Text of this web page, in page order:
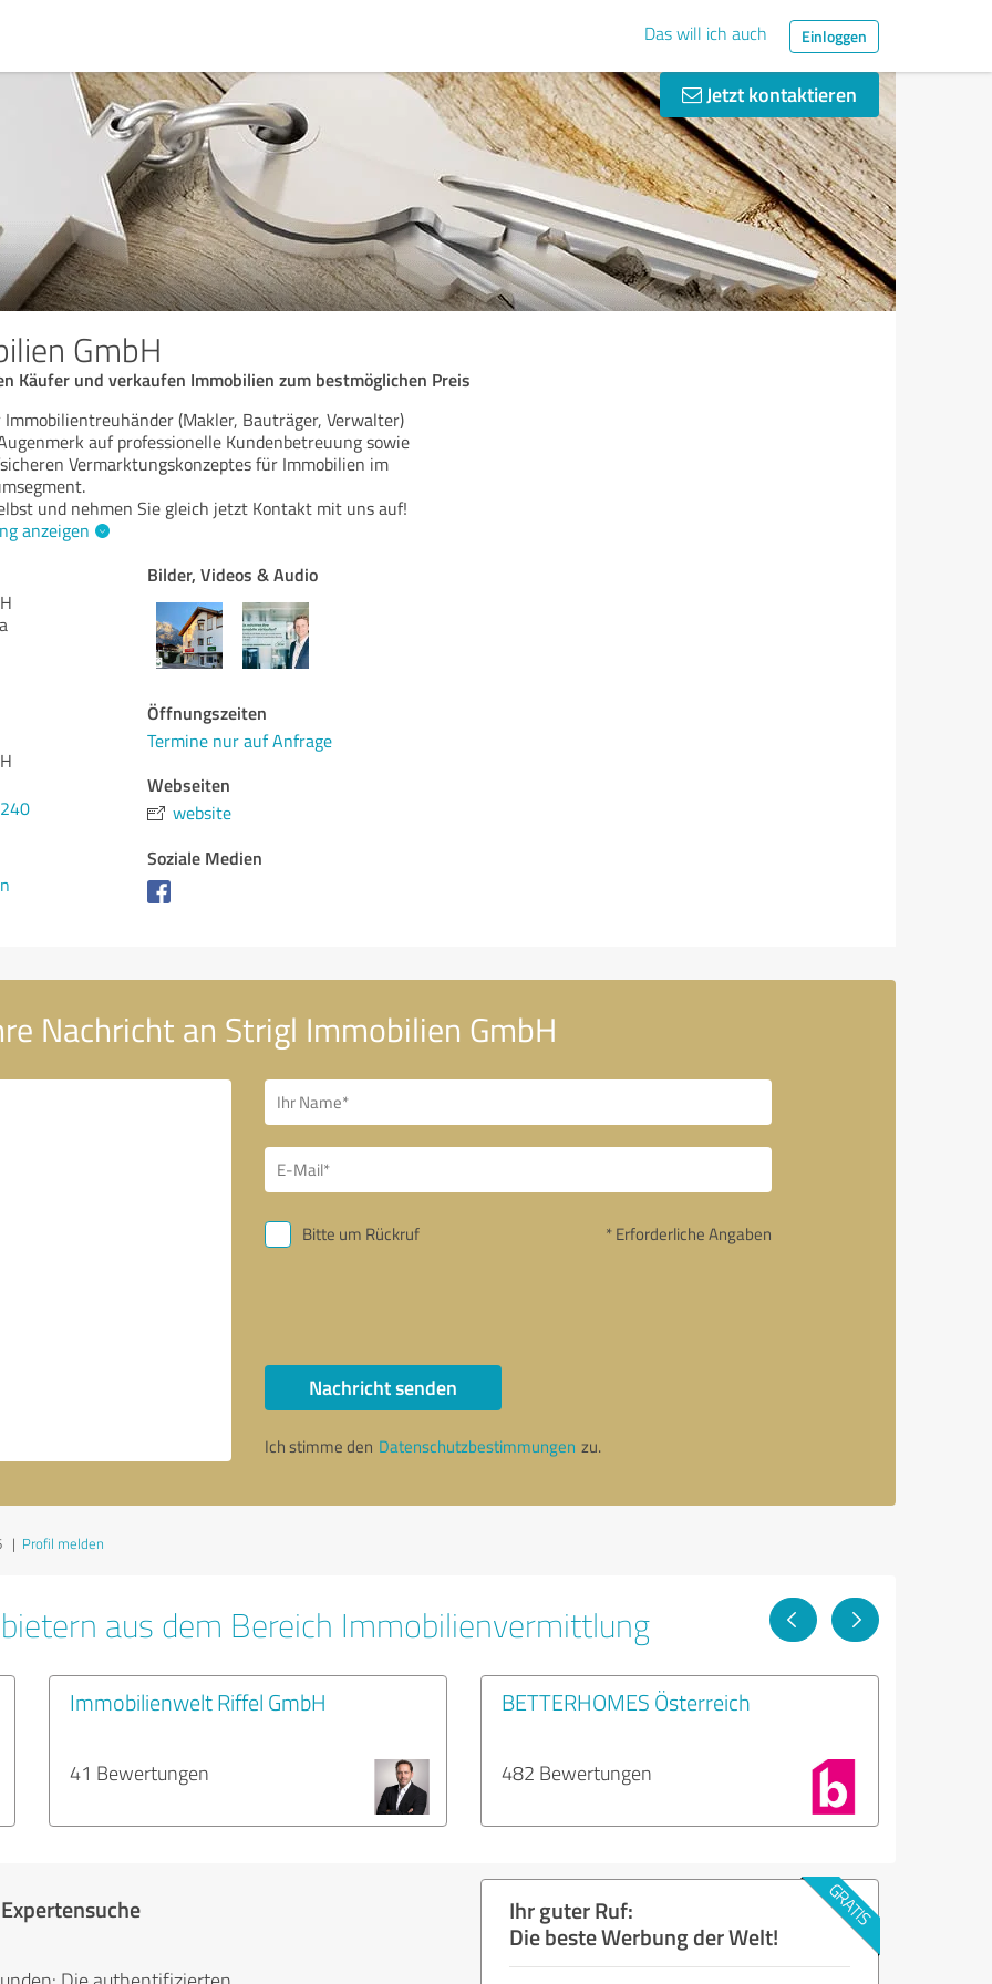
Das will ich auch Einloggen
Jetzt kontaktieren
GmbH
Käufer und verkaufen Immobilien zum bestmöglichen Preis
(Makler, Bauträger, Verwalter)
auf professionelle Kundenbetreuung sowie
Vermarktungskonzeptes für Immobilien im
und nehmen Sie gleich jetzt Kontakt mit uns auf!
anzeigen
Bilder, Videos & Audio
Öffnungszeiten
Termine nur auf Anfrage
Webseiten
website
Soziale Medien
Nachricht an Strigl Immobilien GmbH
Bitte um Rückruf * Erforderliche Angaben
Nachricht senden
Ich stimme den Datenschutzbestimmungen zu.
| Profil melden
aus dem Bereich Immobilienvermittlung
Immobilienwelt Riffel GmbH
41 Bewertungen
BETTERHOMES Österreich
482 Bewertungen
Ihr guter Ruf:
Die beste Werbung der Welt!